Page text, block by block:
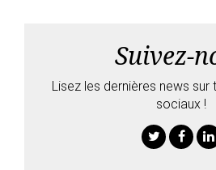
Suivez-
Lisez les dernières news
sociaux !